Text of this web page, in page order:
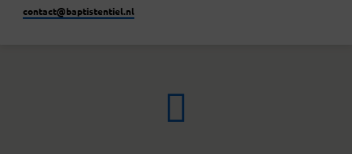
contact​@baptistentiel.nl